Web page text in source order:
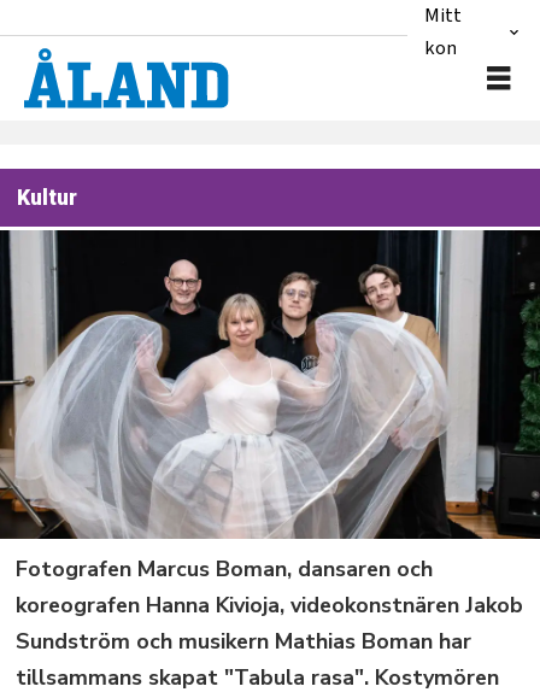
Mitt
konto
Kultur
Fotografen Marcus Boman, dansaren och
koreografen Hanna Kivioja, videokonstnären Jakob
Sundström och musikern Mathias Boman har
tillsammans skapat "Tabula rasa". Kostymören